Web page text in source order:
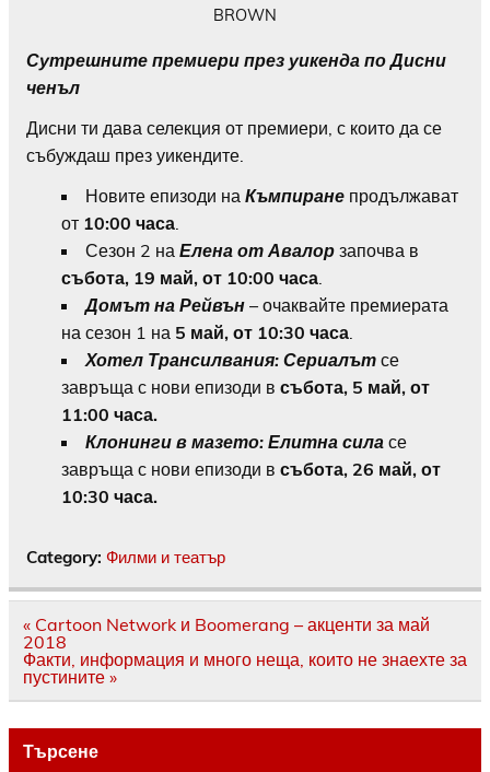
BROWN
Сутрешните премиери през уикенда по Дисни
ченъл
Дисни ти дава селекция от премиери, с които да се
събуждаш през уикендите.
Новите епизоди на Къмпиране продължават
от 10:00 часа.
Сезон 2 на Елена от Авалор започва в
събота, 19 май, от 10:00 часа.
Домът на Рейвън – очаквайте премиерата
на сезон 1 на 5 май, от 10:30 часа.
Хотел Трансилвания: Сериалът се
завръща с нови епизоди в събота, 5 май, от
11:00 часа.
Клонинги в мазето: Елитна сила се
завръща с нови епизоди в събота, 26 май, от
10:30 часа.
Category: Филми и театър
Навигация
« Cartoon Network и Boomerang – акценти за май
2018
Факти, информация и много неща, които не знаехте за
пустините »
Търсене